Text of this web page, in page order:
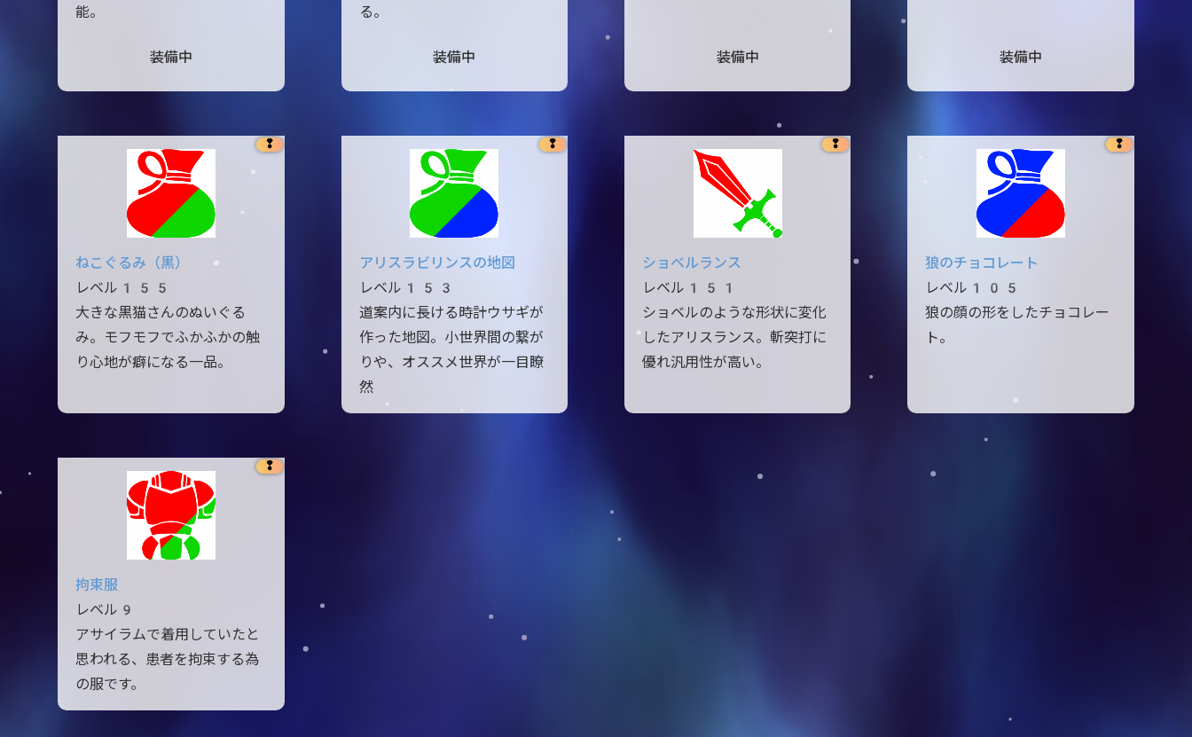
能。
装備中
る。
装備中 装備中 装備中
❢
ねこぐるみ（黒）
レベル155
大きな黒猫さんのぬいぐる
み。モフモフでふかふかの触
り心地が癖になる一品。
❢
アリスラビリンスの地図
レベル153
道案内に長ける時計ウサギが
作った地図。小世界間の繋が
りや、オススメ世界が一目瞭
然
❢
ショベルランス
レベル151
ショベルのような形状に変化
したアリスランス。斬突打に
優れ汎用性が高い。
❢
狼のチョコレート
レベル105
狼の顔の形をしたチョコレー
ト。
❢
拘束服
レベル9
アサイラムで着用していたと
思われる、患者を拘束する為
の服です。